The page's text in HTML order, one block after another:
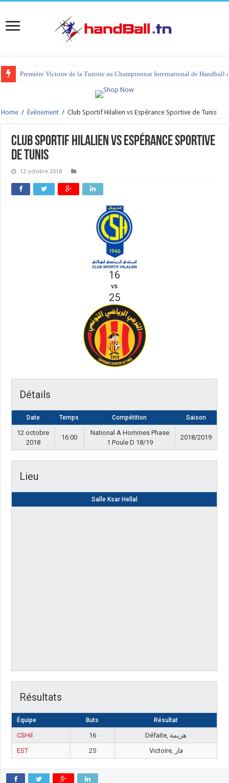
Première Victoire de la Tunisie au Championnat International de Handball
Home / Événement / Club Sportif Hilalien vs Espérance Sportive de Tunis
Club Sportif Hilalien vs Espérance Sportive
de Tunis
12 octobre 2018
16
vs
25
Détails
Date Temps Compétition Saison
12 octobre
2018
16:00
National A Hommes Phase
1 Poule D 18/19
2018/2019
Lieu
Salle Ksar Hellal
Résultats
Équipe Buts Résultat
CSHil 16
Défaite, هزيمة
EST
25 Victoire, فاز